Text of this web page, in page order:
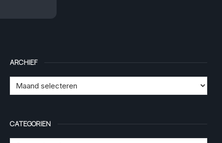
ARCHIEF
CATEGORIEN